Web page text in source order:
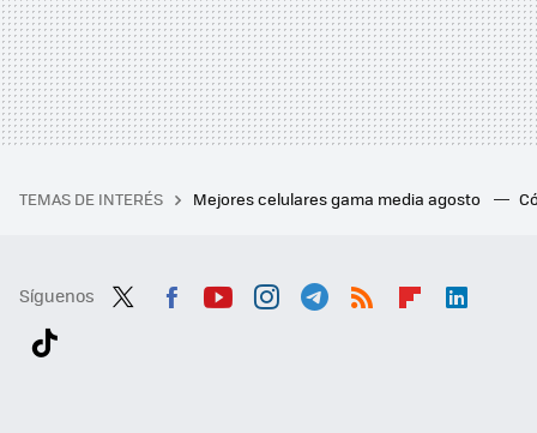
TEMAS DE INTERÉS Mejores celulares gama media agosto
Síguenos